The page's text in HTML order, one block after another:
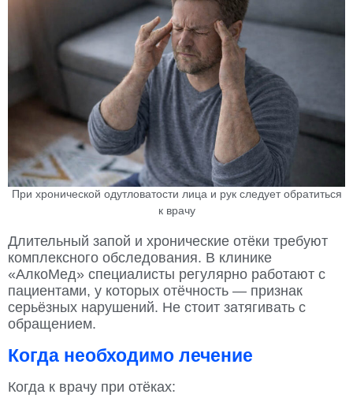
При хронической одутловатости лица и рук следует обратиться
к врачу
Длительный запой и хронические отёки требуют
комплексного обследования. В клинике
«АлкоМед» специалисты регулярно работают с
пациентами, у которых отёчность — признак
серьёзных нарушений. Не стоит затягивать с
обращением.
Когда необходимо лечение
Когда к врачу при отёках: